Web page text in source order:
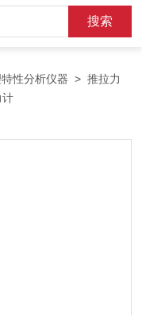
量仪
性分析仪器 >推拉力
计